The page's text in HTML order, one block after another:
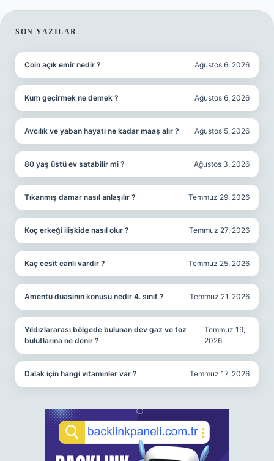
SIDEBAR
SON YAZILAR
Coin açık emir nedir ? Ağustos 6, 2026
Kum geçirmek ne demek ? Ağustos 6, 2026
Avcılık ve yaban hayatı ne kadar maaş alır ? Ağustos 5, 2026
80 yaş üstü ev satabilir mi ? Ağustos 3, 2026
Tıkanmış damar nasıl anlaşılır ? Temmuz 29, 2026
Koç erkeği ilişkide nasıl olur ? Temmuz 27, 2026
Kaç cesit canlı vardır ? Temmuz 25, 2026
Amentü duasının konusu nedir 4. sınıf ? Temmuz 21, 2026
Yıldızlararası bölgede bulunan dev gaz ve toz
bulutlarına ne denir ?
Temmuz 19,
2026
Dalak için hangi vitaminler var ? Temmuz 17, 2026